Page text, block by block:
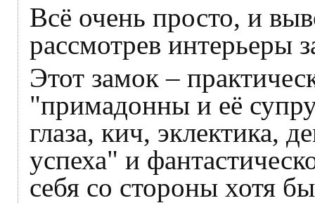
Всё очень просто, и
рассмотрев интерьеры
Этот замок –
"примадонны и её
глаза, кич, эклектика,
успеха" и
себя со стороны хотя